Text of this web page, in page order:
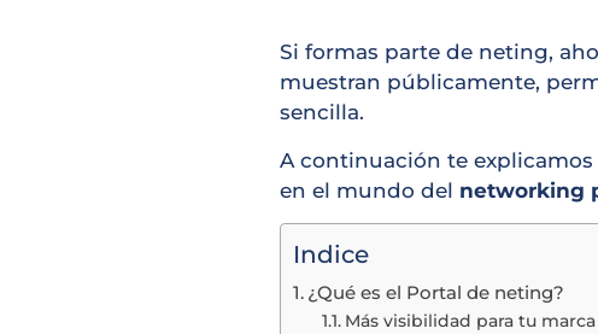
Si formas parte de neting,
muestran públicamente,
sencilla.
A continuación te
en el mundo del networking
Indice
¿Qué es el Portal de neting?
Más visibilidad para tu